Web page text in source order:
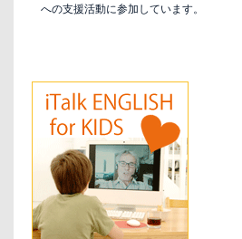
への支援活動に参加しています。